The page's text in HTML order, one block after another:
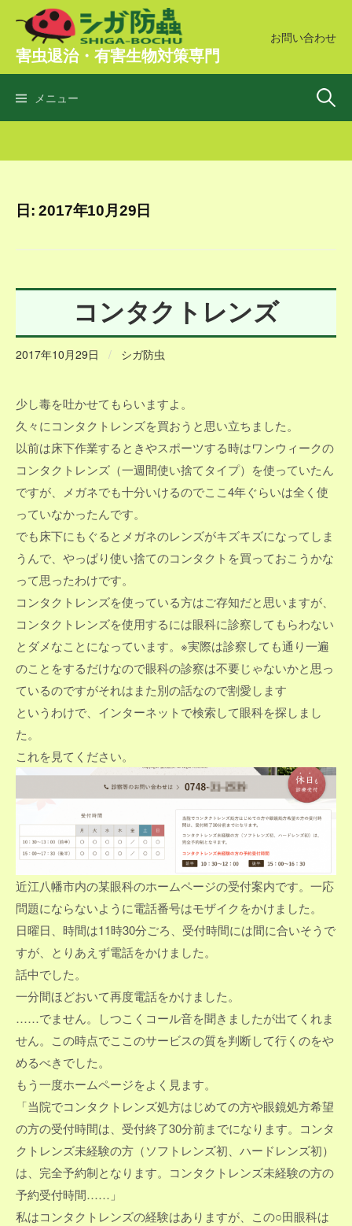
ン
へ
キ
害虫退治・有害生物対策専門
お問い合わせ
メニュー 検
日:2017年10月29日
コンタクトレンズ
2017年10月29日 / シガ防虫
少し毒を吐かせてもらいますよ。
久々にコンタクトレンズを買おうと思い立ちました。
以前は床下作業するときやスポーツする時はワンウィークの
コンタクトレンズ（一週間使い捨てタイプ）を使っていたん
ですが、メガネでも十分いけるのでここ4年ぐらいは全く使
っていなかったんです。
でも床下にもぐるとメガネのレンズがキズキズになってしま
うんで、やっぱり使い捨てのコンタクトを買っておこうかな
って思ったわけです。
コンタクトレンズを使っている方はご存知だと思いますが、
コンタクトレンズを使用するには眼科に診察してもらわない
とダメなことになっています。※実際は診察しても通り一遍
のことをするだけなので眼科の診察は不要じゃないかと思っ
ているのですがそれはまた別の話なので割愛します
というわけで、インターネットで検索して眼科を探しまし
た。
これを見てください。
近江八幡市内の某眼科のホームページの受付案内です。一応
問題にならないように電話番号はモザイクをかけました。
日曜日、時間は11時30分ごろ、受付時間には間に合いそうで
すが、とりあえず電話をかけました。
話中でした。
一分間ほどおいて再度電話をかけました。
……でません。しつこくコール音を聞きましたが出てくれま
せん。この時点でここのサービスの質を判断して行くのをや
めるべきでした。
もう一度ホームページをよく見ます。
「当院でコンタクトレンズ処方はじめての方や眼鏡処方希望
の方の受付時間は、受付終了30分前までになります。コンタ
クトレンズ未経験の方（ソフトレンズ初、ハードレンズ初）
は、完全予約制となります。コンタクトレンズ未経験の方の
予約受付時間……」
私はコンタクトレンズの経験はありますが、この○田眼科は